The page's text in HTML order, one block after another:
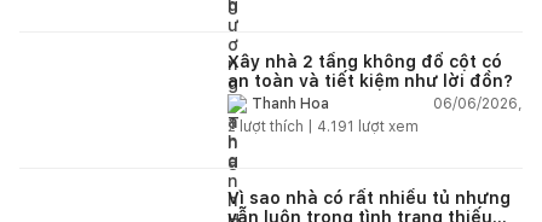
Xây nhà 2 tầng không đổ cột có
an toàn và tiết kiệm như lời đồn?
Thanh Hoa
06/06/2026,
2lượt thích | 4.191 lượt xem
Vì sao nhà có rất nhiều tủ nhưng
vẫn luôn trong tình trạng thiếu